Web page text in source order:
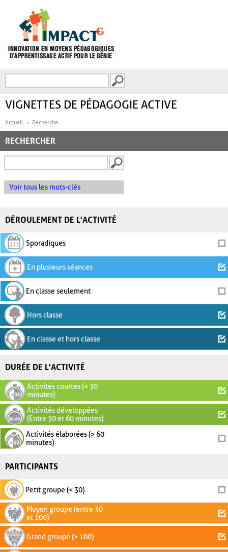
FORMULAIRE DE
VIGNETTES DE PÉDAGOGIE ACTIVE
Accueil Recherche
RECHERCHER
Voir tous les mots-clés
DÉROULEMENT DE L'ACTIVITÉ
Sporadiques
En plusieurs séances
En classe seulement
Hors classe
En classe et hors classe
DURÉE DE L'ACTIVITÉ
Activités courtes (< 30
minutes)
Activités développées
(Entre 30 et 60 minutes)
Activités élaborées (> 60
minutes)
PARTICIPANTS
Petit groupe (< 30)
Moyen groupe (entre 30
et 100)
Grand groupe (> 100)